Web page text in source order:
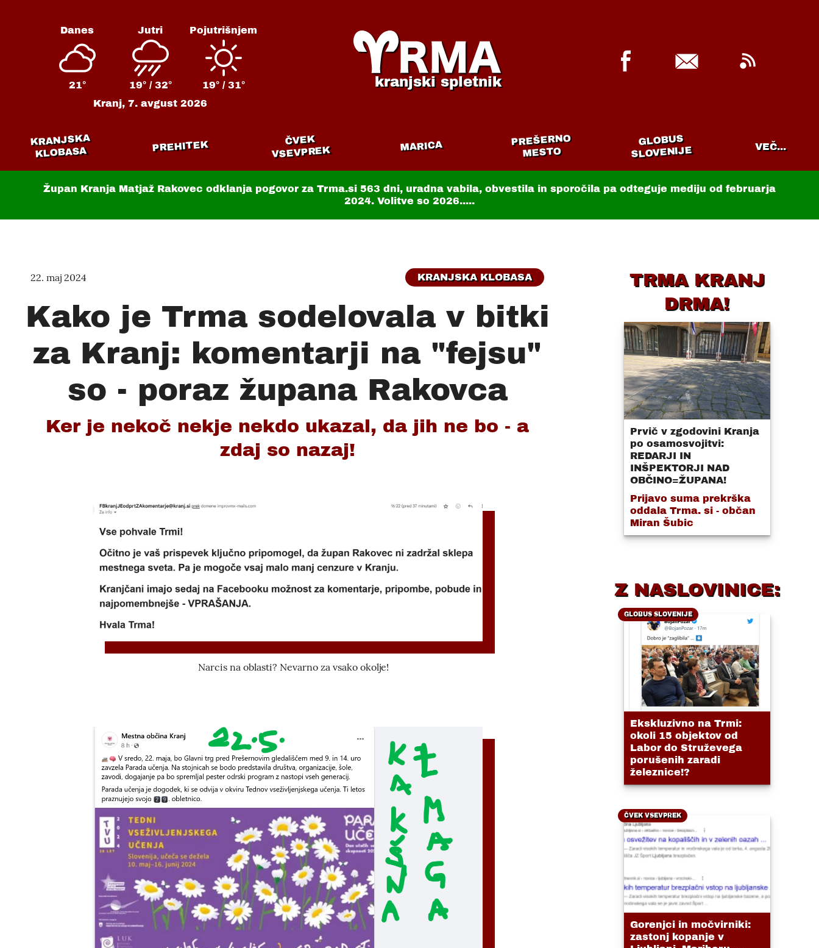
Danes
21°
Jutri
19° / 32°
Pojutrišnjem
19° / 31°
Kranj,7. avgust 2026
kranjski spletnik
KRANJSKA
KLOBASA PREHITEK ČVEK
VSEVPREK MARICA PREŠERNO
MESTO
GLOBUS
SLOVENIJE VEČ...
Župan Kranja Matjaž Rakovec odklanja pogovor za Trma.si 563 dni, uradna vabila, obvestila in sporočila pa odteguje mediju od februarja
2024. Volitve so 2026.....
22. maj 2024 KRANJSKA KLOBASA
Kako je Trma sodelovala v bitki
za Kranj: komentarji na "fejsu"
so - poraz župana Rakovca
Ker je nekoč nekje nekdo ukazal, da jih ne bo - a
zdaj so nazaj!
Narcis na oblasti? Nevarno za vsako okolje!
TRMA KRANJ
DRMA!
Prvič v zgodovini Kranja
po osamosvojitvi:
REDARJI IN
INŠPEKTORJI NAD
OBČINO=ŽUPANA!
Prijavo suma prekrška
oddala Trma. si - občan
Miran Šubic
Z NASLOVINICE:
GLOBUS SLOVENIJE
Ekskluzivno na Trmi:
okoli 15 objektov od
Labor do Struževega
porušenih zaradi
železnice!?
ČVEK VSEVPREK
Gorenjci in močvirniki:
zastonj kopanje v